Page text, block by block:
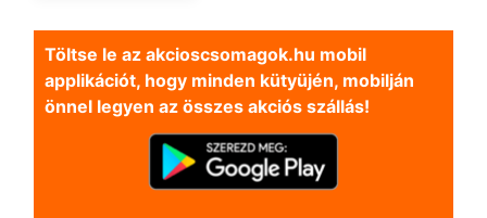
Töltse le az akcioscsomagok.hu mobil
applikációt, hogy minden kütyüjén, mobilján
önnel legyen az összes akciós szállás!